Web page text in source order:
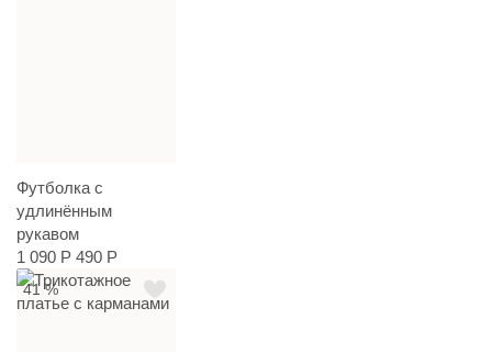
Футболка с
удлинённым
рукавом
1 090 Р 490 Р
41 %